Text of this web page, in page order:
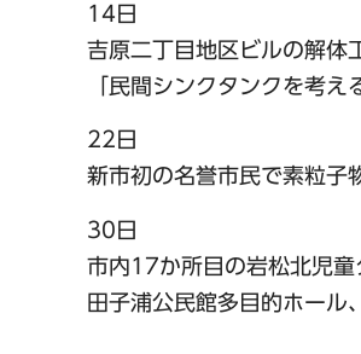
14日
吉原二丁目地区ビルの解体
「民間シンクタンクを考
22日
新市初の名誉市民で素粒子
30日
市内17か所目の岩松北児童
田子浦公民館多目的ホール